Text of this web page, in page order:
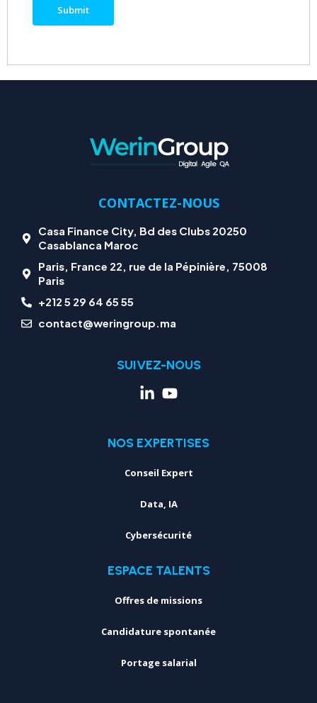
CONTACTEZ-NOUS
Casa Finance City, Bd des Clubs 20250
Casablanca Maroc
Paris, France 22, rue de la Pépinière, 75008
Paris
+212 5 29 64 65 55
contact@weringroup.ma
SUIVEZ-NOUS
NOS EXPERTISES
Conseil Expert
Data, IA
Cybersécurité
ESPACE TALENTS
Offres de missions
Candidature spontanée
Portage salarial